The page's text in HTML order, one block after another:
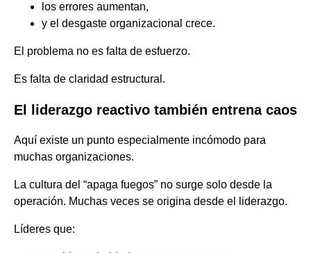
los errores aumentan,
y el desgaste organizacional crece.
El problema no es falta de esfuerzo.
Es falta de claridad estructural.
El liderazgo reactivo también entrena caos
Aquí existe un punto especialmente incómodo para
muchas organizaciones.
La cultura del “apaga fuegos” no surge solo desde la
operación. Muchas veces se origina desde el liderazgo.
Líderes que: